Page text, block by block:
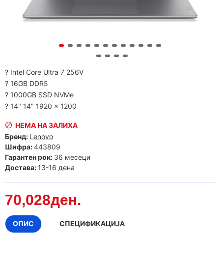
? Intel Core Ultra 7 256V
? 16GB DDR5
? 1000GB SSD NVMe
? 14" 14" 1920 x 1200
70,028ден.
НЕМА НА ЗАЛИХА
Бренд: Lenovo
Шифра:443809
Гарантен рок: 36 месеци
Достава: 13-16 дена
ОПИС СПЕЦИФИКАЦИЈА